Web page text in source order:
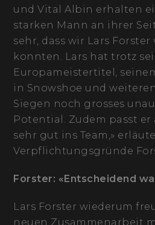
und Vital Albin erhalten
starken Mann an ihrer
sehr, dass wir Lars
konnten. Lars hat trotz
Europameistertitel,
in Snowshoe und
Siegen noch grosses
Potential. Zudem passt
sehr gut ins Team,»
Verpflichtungsgründe
Forster: «Entscheidend
Lars Forster wiederum
neuen Zusammenarbeit